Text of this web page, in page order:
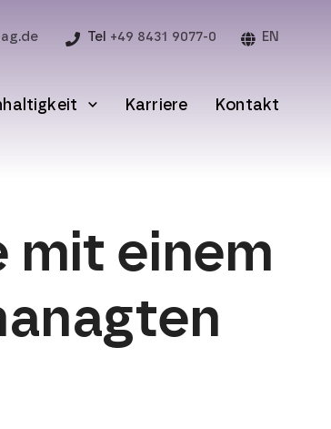
Tel +49 8431 9077-0 EN
Karriere Kontakt
mit einem